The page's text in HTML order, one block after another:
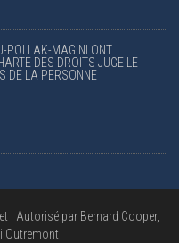
POLLAK-MAGINI ONT
DES DROITS JUGE LE
DE LA PERSONNE
| Autorisé par Bernard Cooper,
Outremont